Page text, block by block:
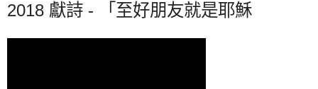
2018 獻詩 - 「至好朋友就是耶穌